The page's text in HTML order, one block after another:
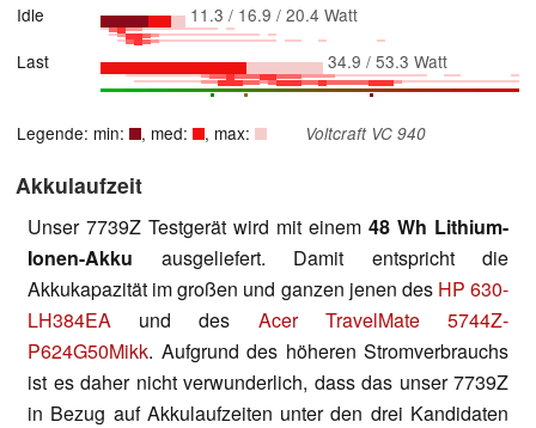
Idle
11.3 / 16.9 / 20.4 Watt
Last
34.9 / 53.3 Watt
Legende: min: , med: , max: Voltcraft VC 940
Akkulaufzeit
Unser 7739Z Testgerät wird mit einem 48 Wh Lithium-
Ionen-Akku ausgeliefert. Damit entspricht die
Akkukapazität im großen und ganzen jenen des HP 630-
LH384EA und des Acer TravelMate 5744Z-
P624G50Mikk. Aufgrund des höheren Stromverbrauchs
ist es daher nicht verwunderlich, dass das unser 7739Z
in Bezug auf Akkulaufzeiten unter den drei Kandidaten